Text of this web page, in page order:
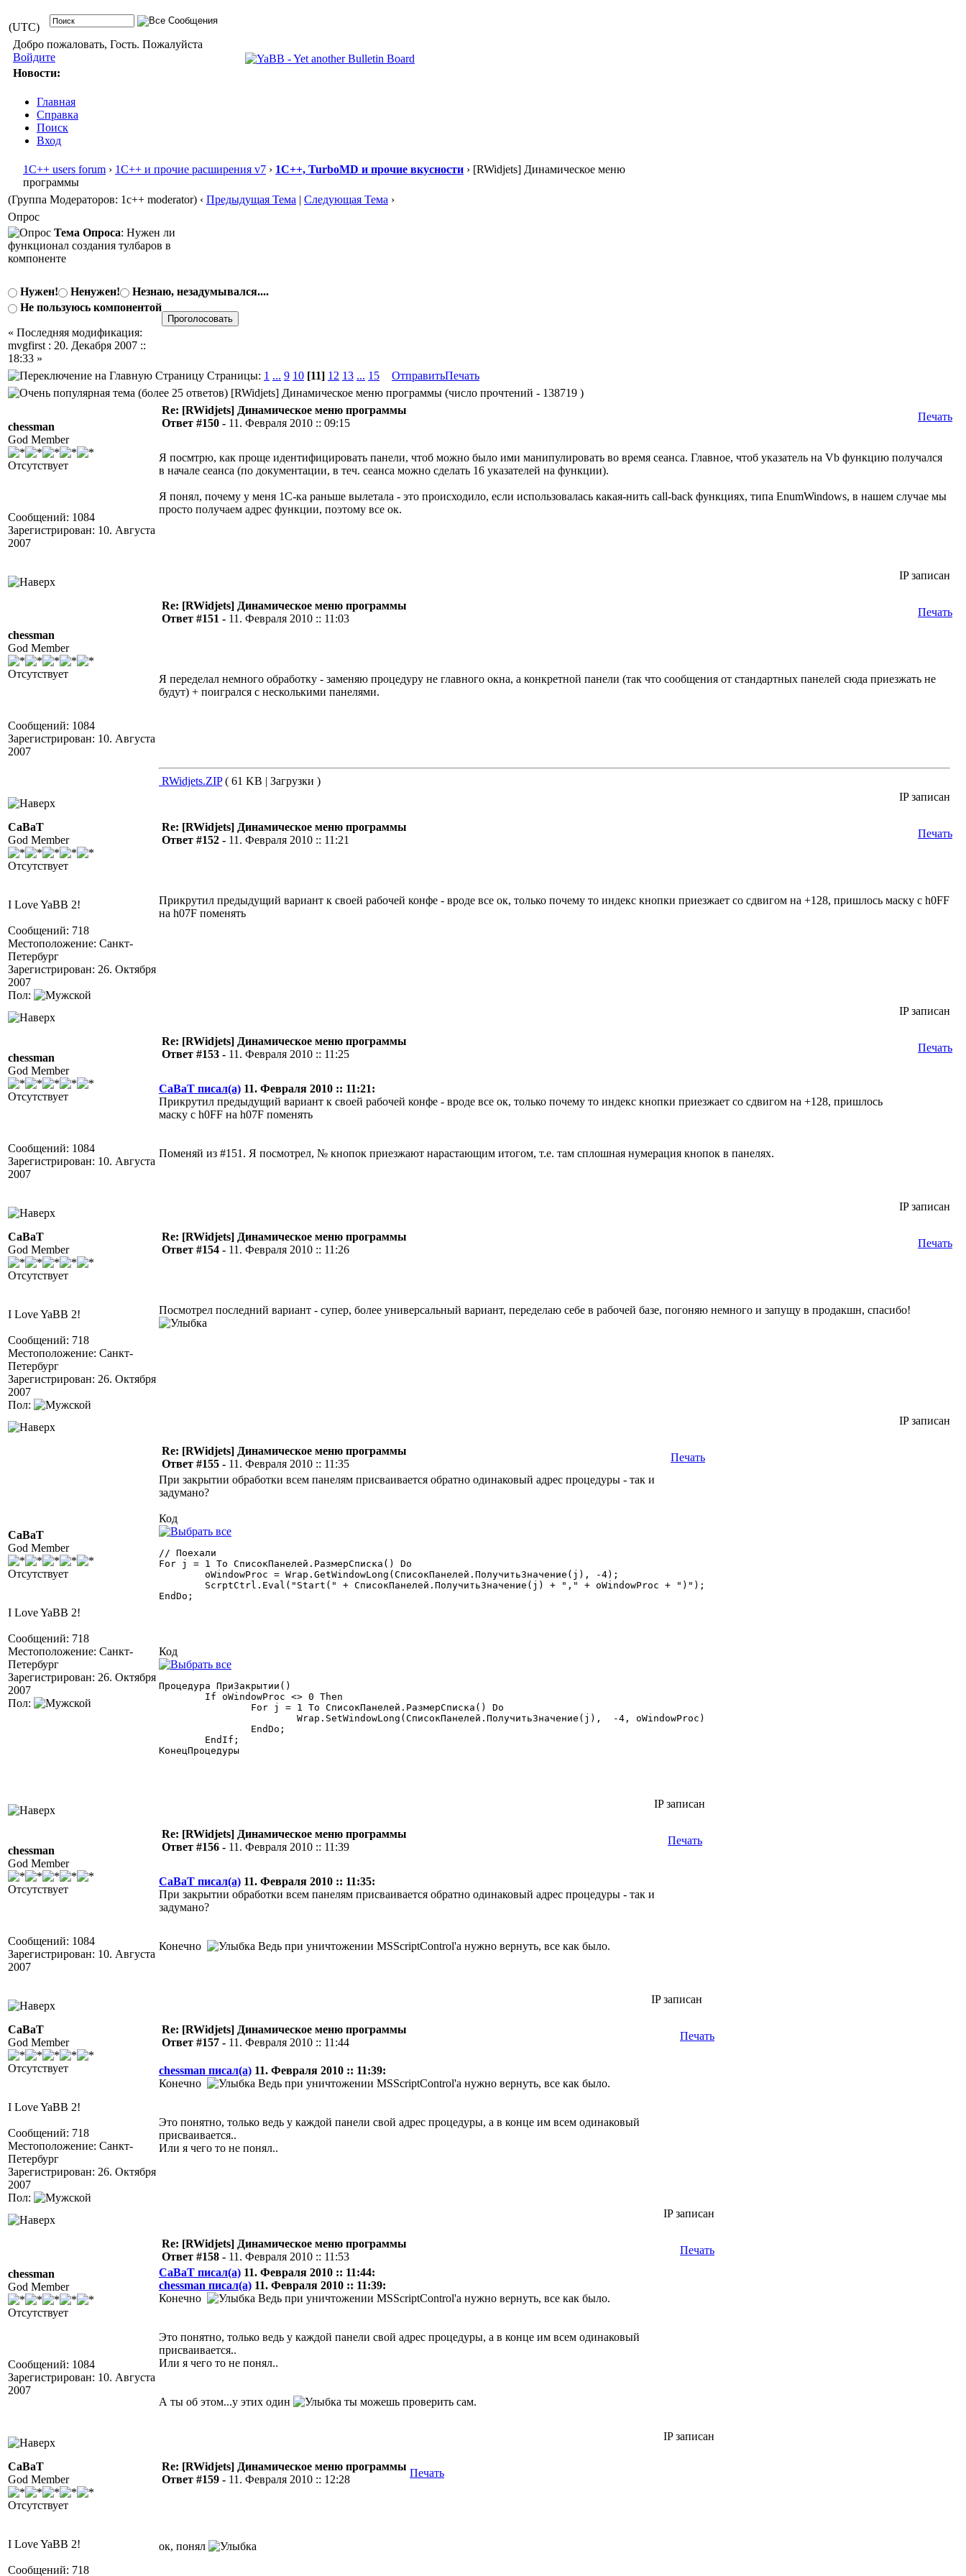
(UTC)
Добро пожаловать, Гость. Пожалуйста
Войдите
Новости:
Главная
Справка
Поиск
Вход
1С++ users forum › 1С++ и прочие расширения v7 › 1С++, TurboMD и прочие вкусности › [RWidjets] Динамическое меню
программы
(Группа Модераторов: 1c++ moderator) ‹ Предыдущая Тема | Следующая Тема ›
Опрос
Тема Опроса: Нужен ли
функционал создания тулбаров в
компоненте
Нужен! Ненужен!
Незнаю, незадумывался....
Не пользуюсь компонентой
« Последняя модификация:
mvgfirst : 20. Декабря 2007 ::
18:33 »
Страницы: 1 ... 9 10 [11] 12 13 ... 15 ОтправитьПечать
[RWidjets] Динамическое меню программы (число прочтений - 138719 )
chessman
God Member
Отсутствует
Сообщений: 1084
Зарегистрирован: 10. Августа
2007
Re: [RWidjets] Динамическое меню программы
Ответ #150 - 11. Февраля 2010 :: 09:15
Печать
Я посмтрю, как проще идентифицировать панели, чтоб можно было ими манипулировать во время сеанса. Главное, чтоб указатель на Vb функцию получался
в начале сеанса (по документации, в теч. сеанса можно сделать 16 указателей на функции).
Я понял, почему у меня 1С-ка раньше вылетала - это происходило, если использовалась какая-нить call-back функциях, типа EnumWindows, в нашем случае мы
просто получаем адрес функции, поэтому все ок.
IP записан
chessman
God Member
Отсутствует
Сообщений: 1084
Зарегистрирован: 10. Августа
2007
Re: [RWidjets] Динамическое меню программы
Ответ #151 - 11. Февраля 2010 :: 11:03
Печать
Я переделал немного обработку - заменяю процедуру не главного окна, а конкретной панели (так что сообщения от стандартных панелей сюда приезжать не
будут) + поигрался с несколькими панелями.
RWidjets.ZIP( 61 KB | Загрузки )
IP записан
CaBaT
God Member
Отсутствует
I Love YaBB 2!
Сообщений: 718
Местоположение: Санкт-
Петербург
Зарегистрирован: 26. Октября
2007
Пол:
Re: [RWidjets] Динамическое меню программы
Ответ #152 - 11. Февраля 2010 :: 11:21
Печать
Прикрутил предыдущий вариант к своей рабочей конфе - вроде все ок, только почему то индекс кнопки приезжает со сдвигом на +128, пришлось маску с h0FF
на h07F поменять
IP записан
chessman
God Member
Отсутствует
Сообщений: 1084
Зарегистрирован: 10. Августа
2007
Re: [RWidjets] Динамическое меню программы
Ответ #153 - 11. Февраля 2010 :: 11:25
Печать
CaBaT писал(а) 11. Февраля 2010 :: 11:21:
Прикрутил предыдущий вариант к своей рабочей конфе - вроде все ок, только почему то индекс кнопки приезжает со сдвигом на +128, пришлось
маску с h0FF на h07F поменять
Поменяй из #151. Я посмотрел, № кнопок приезжают нарастающим итогом, т.е. там сплошная нумерация кнопок в панелях.
IP записан
CaBaT
God Member
Отсутствует
I Love YaBB 2!
Сообщений: 718
Местоположение: Санкт-
Петербург
Зарегистрирован: 26. Октября
2007
Пол:
Re: [RWidjets] Динамическое меню программы
Ответ #154 - 11. Февраля 2010 :: 11:26
Печать
Посмотрел последний вариант - супер, более универсальный вариант, переделаю себе в рабочей базе, погоняю немного и запущу в продакшн, спасибо!
IP записан
CaBaT
God Member
Отсутствует
I Love YaBB 2!
Сообщений: 718
Местоположение: Санкт-
Петербург
Зарегистрирован: 26. Октября
2007
Пол:
Re: [RWidjets] Динамическое меню программы
Ответ #155 - 11. Февраля 2010 :: 11:35
Печать
При закрытии обработки всем панелям присваивается обратно одинаковый адрес процедуры - так и
задумано?
Код
// Поехали
For j = 1 To СписокПанелей.РазмерСписка() Do
EndDo;
Код
Процедура ПриЗакрытии()
КонецПроцедуры
IP записан
chessman
God Member
Отсутствует
Сообщений: 1084
Зарегистрирован: 10. Августа
2007
Re: [RWidjets] Динамическое меню программы
Ответ #156 - 11. Февраля 2010 :: 11:39
Печать
CaBaT писал(а) 11. Февраля 2010 :: 11:35:
При закрытии обработки всем панелям присваивается обратно одинаковый адрес процедуры - так и
задумано?
Конечно Ведь при уничтожении MSScriptControl'а нужно вернуть, все как было.
IP записан
CaBaT
God Member
Отсутствует
I Love YaBB 2!
Сообщений: 718
Местоположение: Санкт-
Петербург
Зарегистрирован: 26. Октября
2007
Пол:
Re: [RWidjets] Динамическое меню программы
Ответ #157 - 11. Февраля 2010 :: 11:44
Печать
chessman писал(а) 11. Февраля 2010 :: 11:39:
Конечно
Ведь при уничтожении MSScriptControl'а нужно вернуть, все как было.
Это понятно, только ведь у каждой панели свой адрес процедуры, а в конце им всем одинаковый
присваивается..
Или я чего то не понял..
IP записан
chessman
God Member
Отсутствует
Сообщений: 1084
Зарегистрирован: 10. Августа
2007
Re: [RWidjets] Динамическое меню программы
Ответ #158 - 11. Февраля 2010 :: 11:53
Печать
CaBaT писал(а) 11. Февраля 2010 :: 11:44:
chessman писал(а) 11. Февраля 2010 :: 11:39:
Конечно
Ведь при уничтожении MSScriptControl'а нужно вернуть, все как было.
Это понятно, только ведь у каждой панели свой адрес процедуры, а в конце им всем одинаковый
присваивается..
Или я чего то не понял..
А ты об этом...у этих один ты можешь проверить сам.
IP записан
CaBaT
God Member
Отсутствует
I Love YaBB 2!
Сообщений: 718
Re: [RWidjets] Динамическое меню программы
Ответ #159 - 11. Февраля 2010 :: 12:28
Печать
ок, понял